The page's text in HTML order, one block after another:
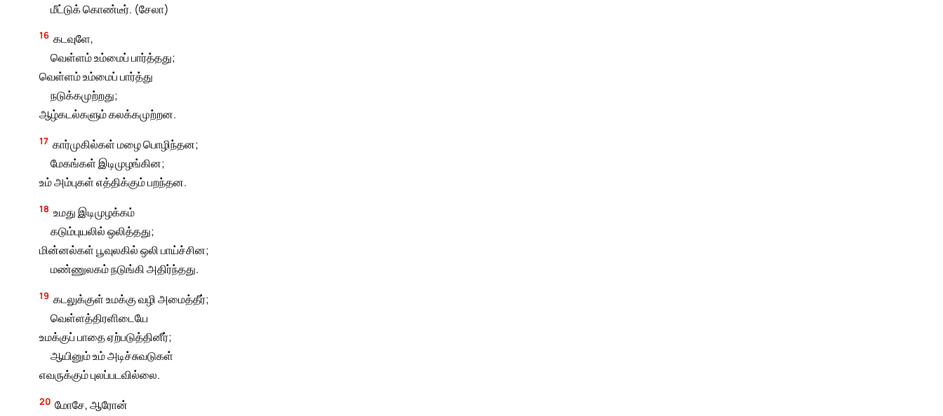
மீட்டுக் கொண்டீர். (சேலா)
16 கடவுளே,
வெள்ளம் உம்மைப் பார்த்தது;
வெள்ளம் உம்மைப் பார்த்து
நடுக்கமுற்றது;
ஆழ்கடல்களும் கலக்கமுற்றன.
17 கார்முகில்கள் மழை பொழிந்தன;
மேகங்கள் இடிமுழங்கின;
உம் அம்புகள் எத்திக்கும் பறந்தன.
18 உமது இடிமுழக்கம்
கடும்புயலில் ஒலித்தது;
மின்னல்கள் பூவுலகில் ஒலி பாய்ச்சின;
மண்ணுலகம் நடுங்கி அதிர்ந்தது.
19 கடலுக்குள் உமக்கு வழி அமைத்தீர்;
வெள்ளத்திரளிடையே
உமக்குப் பாதை ஏற்படுத்தினீர்;
ஆயினும் உம் அடிச்சுவடுகள்
எவருக்கும் புலப்படவில்லை.
20 மோசே, ஆரோன்